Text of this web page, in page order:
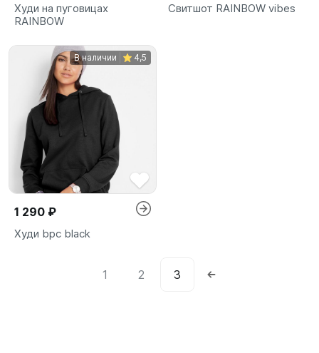
Худи на пуговицах
RAINBOW
Свитшот RAINBOW vibes
В наличии 4,5
1 290 ₽
Худи bpc black
1 2 3